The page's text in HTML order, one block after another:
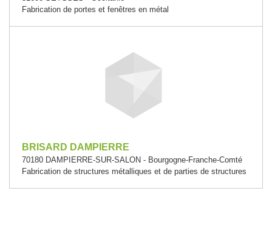
Fabrication de portes et fenêtres en métal
BRISARD DAMPIERRE
70180 DAMPIERRE-SUR-SALON - Bourgogne-Franche-Comté
Fabrication de structures métalliques et de parties de structures